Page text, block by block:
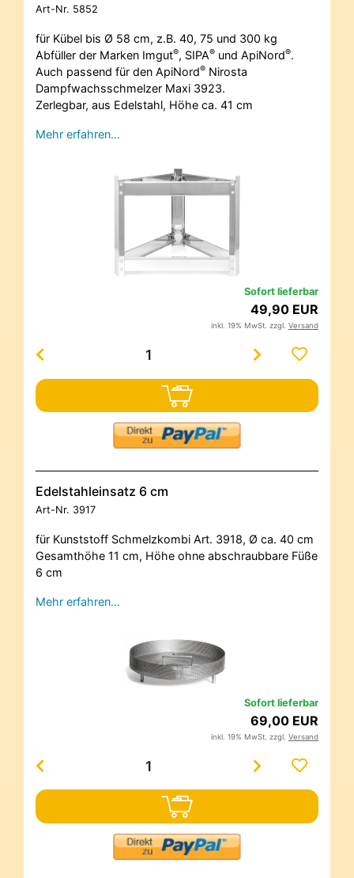
Art-Nr. 5852
für Kübel bis Ø 58 cm, z.B. 40, 75 und 300 kg
Abfüller der Marken Imgut®, SIPA® und ApiNord®.
Auch passend für den ApiNord® Nirosta
Dampfwachsschmelzer Maxi 3923.
Zerlegbar, aus Edelstahl, Höhe ca. 41 cm
Mehr erfahren…
Sofort lieferbar
49,90 EUR
inkl. 19% MwSt. zzgl. Versand
Edelstahleinsatz 6 cm
Art-Nr. 3917
für Kunststoff Schmelzkombi Art. 3918, Ø ca. 40 cm
Gesamthöhe 11 cm, Höhe ohne abschraubbare Füße
6 cm
Mehr erfahren…
Sofort lieferbar
69,00 EUR
inkl. 19% MwSt. zzgl. Versand